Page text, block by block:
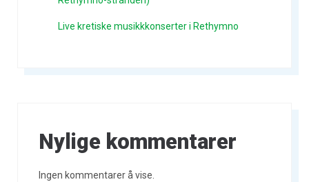
Live kretiske musikkkonserter i Rethymno
Nylige kommentarer
Ingen kommentarer å vise.